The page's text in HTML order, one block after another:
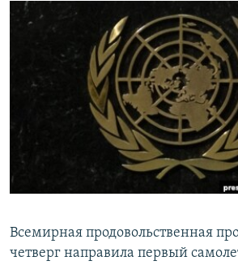
поискуИНФОГРАФИКА
ТЕЛЕПРОЕКТ КРЫМ.РЕАЛИИ
СОВЕТЫ ПРАВОЗАЩИТНИКОВ
ПРОПАВШИЕ БЕЗ ВЕСТИ
ПОБЕДИТЕЛЕЙ НЕ СУДЯТ?
КРЫМ.НЕПОКОРЕННЫЙ
ELIFBE
КАК ОБОЙТИ БЛОКИРОВКУ
Українською
Qırımtatar
ПРИСОЕДИНЯЙТЕСЬ!
Все сайты RFE/RL
Всемирная продовольственная
четверг направила первый